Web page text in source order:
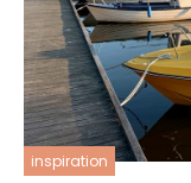
inspiration